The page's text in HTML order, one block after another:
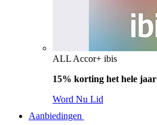
ALL Accor+ ibis
15% korting het hele jaar
Word Nu Lid
Aanbiedingen